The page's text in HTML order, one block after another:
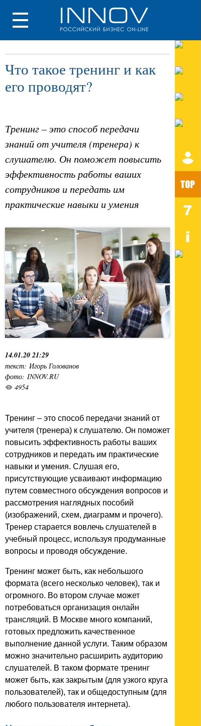
Что такое тренинг и как
его проводят?
Тренинг – это способ передачи
знаний от учителя (тренера) к
слушателю. Он поможет повысить
эффективность работы ваших
сотрудников и передать им
практические навыки и умения
14.01.20 21:29
текст: Игорь Голованов
фото: INNOV.RU
4954
Тренинг – это способ передачи знаний от
учителя (тренера) к слушателю. Он поможет
повысить эффективность работы ваших
сотрудников и передать им практические
навыки и умения. Слушая его,
присутствующие усваивают информацию
путем совместного обсуждения вопросов и
рассмотрения наглядных пособий
(изображений, схем, диаграмм и прочего).
Тренер старается вовлечь слушателей в
учебный процесс, используя продуманные
вопросы и проводя обсуждение.
Тренинг может быть, как небольшого
формата (всего несколько человек), так и
огромного. Во втором случае может
потребоваться организация онлайн
трансляций. В Москве много компаний,
готовых предложить качественное
выполнение данной услуги. Таким образом
можно значительно расширить аудиторию
слушателей. В таком формате тренинг
может быть, как закрытым (для узкого круга
пользователей), так и общедоступным (для
любого пользователя интернета).